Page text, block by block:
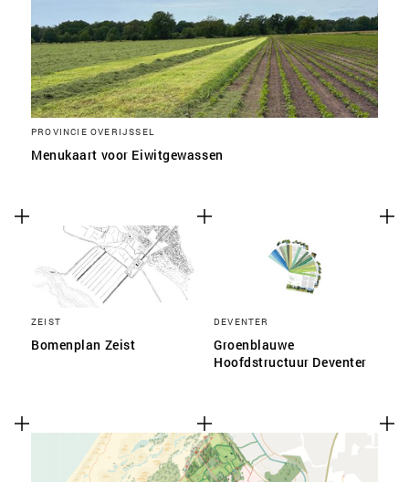
PROVINCIE OVERIJSSEL
Menukaart voor Eiwitgewassen
ZEIST
Bomenplan Zeist
DEVENTER
Groenblauwe
Hoofdstructuur Deventer